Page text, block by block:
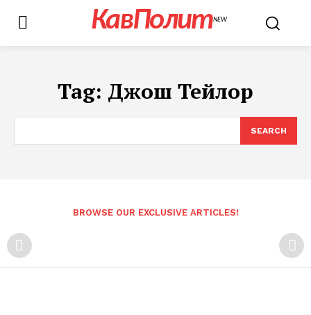
КавПолитNEW
Tag: Джош Тейлор
SEARCH
BROWSE OUR EXCLUSIVE ARTICLES!